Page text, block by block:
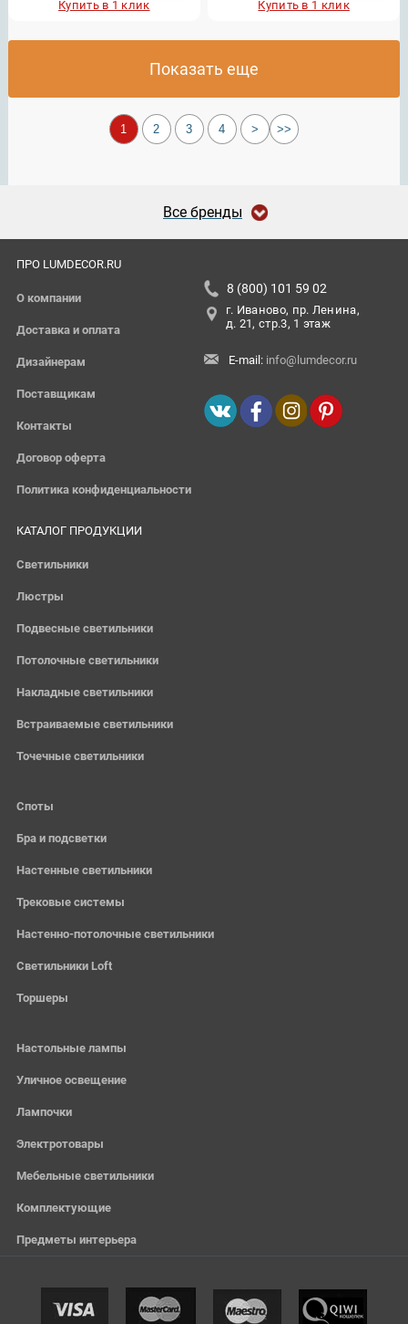
Купить в 1 клик
Купить в 1 клик
Показать еще
1 2 3 4 > >>
Все бренды
ПРО LUMDECOR.RU
О компании
Доставка и оплата
Дизайнерам
Поставщикам
Контакты
Договор оферта
Политика конфиденциальности
КАТАЛОГ ПРОДУКЦИИ
Светильники
Люстры
Подвесные светильники
Потолочные светильники
Накладные светильники
Встраиваемые светильники
Точечные светильники
Споты
Бра и подсветки
Настенные светильники
Трековые системы
Настенно-потолочные светильники
Светильники Loft
Торшеры
Настольные лампы
Уличное освещение
Лампочки
Электротовары
Мебельные светильники
Комплектующие
Предметы интерьера
8 (800) 101 59 02
г. Иваново, пр. Ленина,
д. 21, стр.3, 1 этаж
E-mail: info@lumdecor.ru